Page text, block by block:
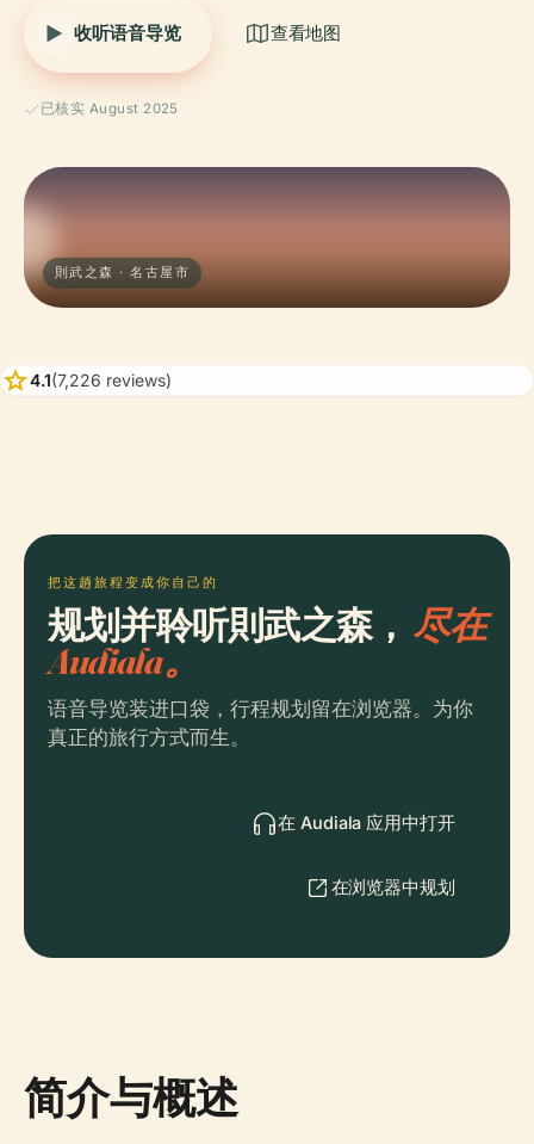
收听语音导览 查看地图
已核实 August 2025
則武之森 · 名古屋市
star4.1(7,226 reviews)
把这趟旅程变成你自己的
规划并聆听則武之森，尽在
Audiala。
语音导览装进口袋，行程规划留在浏览器。为你
真正的旅行方式而生。
在 Audiala 应用中打开
在浏览器中规划
简介与概述